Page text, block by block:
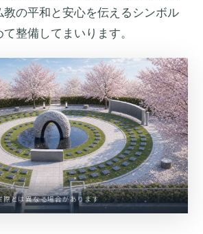
教の平和と安心を伝えるシンボル
整備してまいります。
とは異なる場合があります